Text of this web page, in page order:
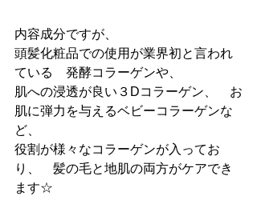
内容成分ですが、
頭髪化粧品での使用が業界初と言われ
ている　発酵コラーゲンや、
肌への浸透が良い３Dコラーゲン、　お
肌に弾力を与えるベビーコラーゲンな
ど、
役割が様々なコラーゲンが入ってお
り、　髪の毛と地肌の両方がケアでき
ます☆